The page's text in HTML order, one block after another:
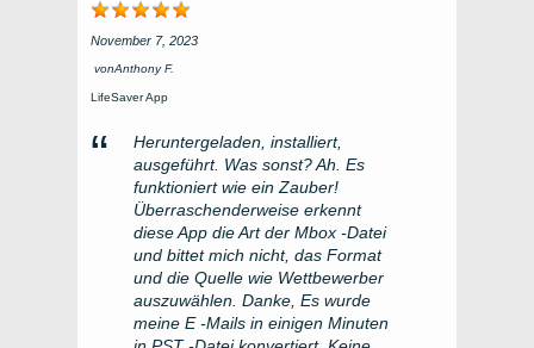
November 7, 2023
vonAnthony F.
LifeSaver App
Heruntergeladen, installiert,
ausgeführt. Was sonst? Ah. Es
funktioniert wie ein Zauber!
Überraschenderweise erkennt
diese App die Art der Mbox -Datei
und bittet mich nicht, das Format
und die Quelle wie Wettbewerber
auszuwählen. Danke, Es wurde
meine E -Mails in einigen Minuten